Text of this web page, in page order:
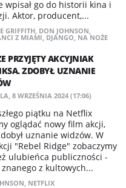
wpisał go do historii kina i
Aktor, producent,...
GRIFFITH, DON JOHNSON,
Z MIAMI, DJANGO, NA NOŻE
PRZYJĘTY AKCYJNIAK
ZDOBYŁ UZNANIE
8 WRZEŚNIA 2024 (17:06)
piątku na Netflix
oglądać nowy film akcji,
uznanie widzów. W
"Rebel Ridge" zobaczymy
ulubieńca publiczności -
z kultowych...
, NETFLIX